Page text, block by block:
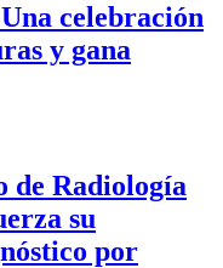
celebración
y gana
de Radiología
su
por